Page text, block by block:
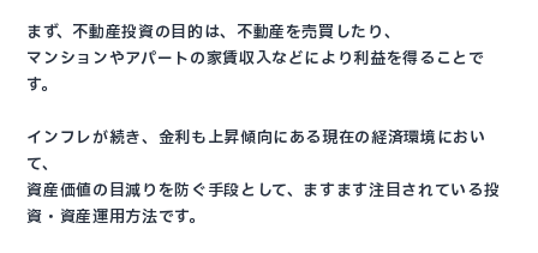
まず、不動産投資の目的は、不動産を売買したり、
マンションやアパートの家賃収入などにより利益を得ることで
す。
インフレが続き、金利も上昇傾向にある現在の経済環境におい
て、
資産価値の目減りを防ぐ手段として、ますます注目されている投
資・資産運用方法です。